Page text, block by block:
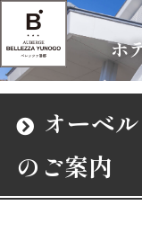
ホ
オーベ
のご案内